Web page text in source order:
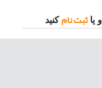
و یاثبت نامکنید